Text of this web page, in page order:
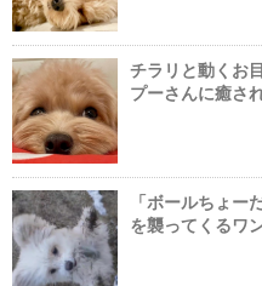
チラリと動くお
プーさんに癒さ
「ボールちょー
を襲ってくるワ